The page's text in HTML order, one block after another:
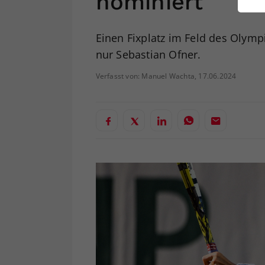
Einen Fixplatz im Feld des
nur Sebastian Ofner.
Verfasst von: Manuel Wachta, 17.06.2024